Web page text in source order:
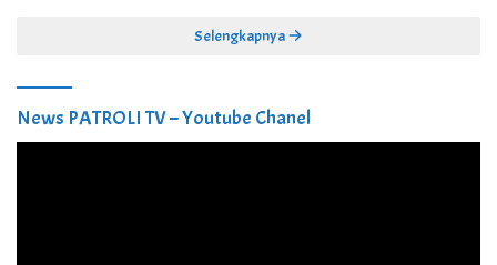
Selengkapnya
News PATROLI TV – Youtube Chanel